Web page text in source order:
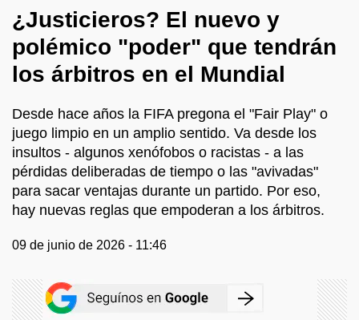
¿Justicieros? El nuevo y
polémico "poder" que tendrán
los árbitros en el Mundial
Desde hace años la FIFA pregona el "Fair Play" o
juego limpio en un amplio sentido. Va desde los
insultos - algunos xenófobos o racistas - a las
pérdidas deliberadas de tiempo o las "avivadas"
para sacar ventajas durante un partido. Por eso,
hay nuevas reglas que empoderan a los árbitros.
09 de junio de 2026 - 11:46